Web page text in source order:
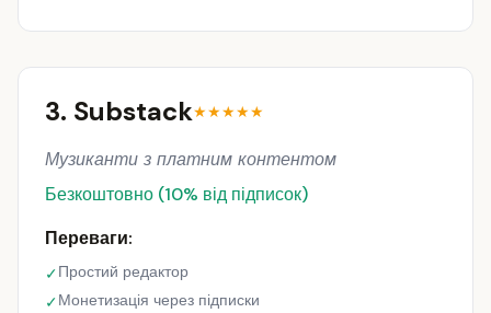
3. Substack★★★★★
Музиканти з платним контентом
Безкоштовно (10% від підписок)
Переваги:
✓Простий редактор
✓Монетизація через підписки